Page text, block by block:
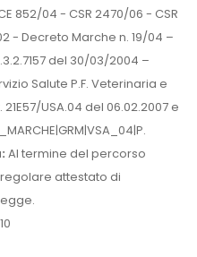
852/04 - CSR 2470/06 - CSR
- Decreto Marche n. 19/04 –
del 30/03/2004 –
Salute P.F. Veterinaria e
USA.04 del 06.02.2007 e
Al termine del percorso
attestato di